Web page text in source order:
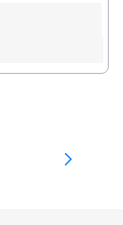
pureza